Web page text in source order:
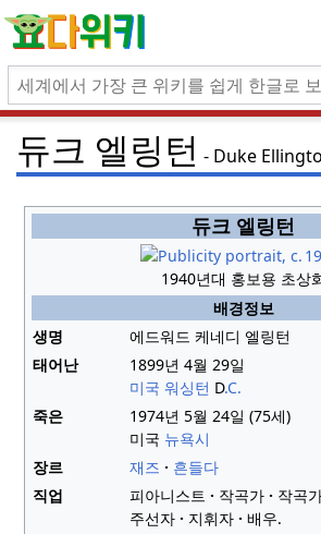
듀크 엘링턴 Duke
듀크 엘링턴
1940년대 홍보용 초상
배경정보
생명
에드워드 케네디 엘링턴
태어난
1899년 4월 29일
미국 워싱턴 D.C.
죽은
1974년 5월 24일(75세)
미국 뉴욕시
장르
재즈
흔들다
직업
피아니스트 작곡가 작곡
주선자
지휘자
배우.